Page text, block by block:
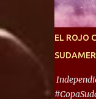
ello son
transitó
local
de los que
EL ROJO